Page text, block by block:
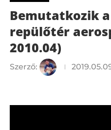
Bemutatkozik
repülőtér
2010.04)
Szerző: